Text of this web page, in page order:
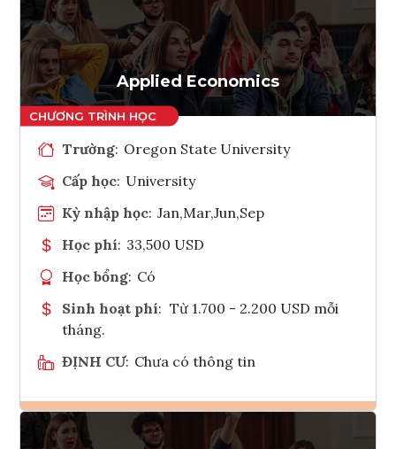
Applied Economics
Trường: Oregon State University
Cấp học: University
Kỳ nhập học: Jan,Mar,Jun,Sep
Học phí: 33,500 USD
Học bổng: Có
Sinh hoạt phí: Từ 1.700 - 2.200 USD mỗi
tháng.
ĐỊNH CƯ: Chưa có thông tin
Ghi danh